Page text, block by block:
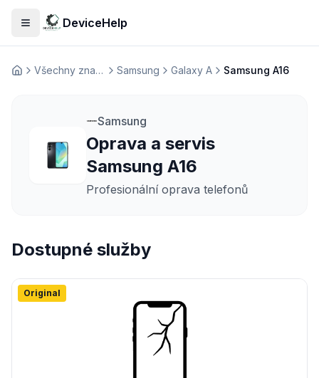
Otevřít menuDeviceHelp
Домашня Všechny značky Samsung Galaxy A Samsung A16
Samsung
Oprava a servis
Samsung A16
Profesionální oprava telefonů
Dostupné služby
Original